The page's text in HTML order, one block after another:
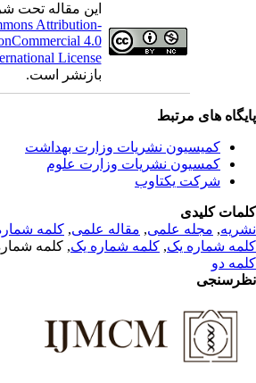
این مقاله تحت
Attribution-
4.0
License
بازنشر است.
های مرتبط
کمیسیون نشریات وزارت بهداشت
کمسیون نشریات وزارت علوم
شرکت یکتاوب
کلیدی
,مجله علمی, مقاله علمی, کلمه شماره
شماره یک,کلمه شماره یک, کلمه شماره
دو